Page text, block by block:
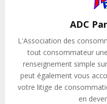
ADC
L'Association des
tout consommateur
renseignement simple
peut également vous
votre litige de
en